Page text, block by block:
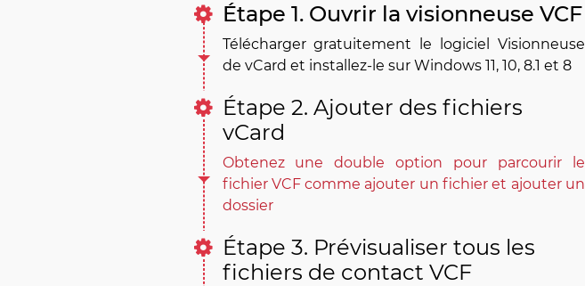
Étape 1. Ouvrir la visionneuse VCF
Télécharger gratuitement le logiciel Visionneuse
de vCard et installez-le sur Windows 11, 10, 8.1 et 8
Étape 2. Ajouter des fichiers
vCard
Obtenez une double option pour parcourir le
fichier VCF comme ajouter un fichier et ajouter un
dossier
Étape 3. Prévisualiser tous les
fichiers de contact VCF